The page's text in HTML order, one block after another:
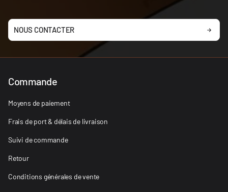
NOUS CONTACTER
Commande
Moyens de paiement
Frais de port & délais de livraison
Suivi de commande
Retour
Conditions générales de vente